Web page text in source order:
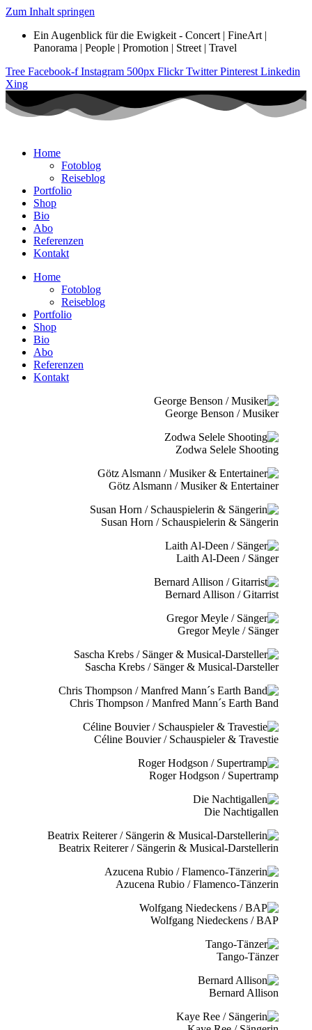
Zum Inhalt springen
Ein Augenblick für die Ewigkeit - Concert | FineArt |
Panorama | People | Promotion | Street | Travel
Tree Facebook-f Instagram 500px Flickr Twitter Pinterest Linkedin
Xing
Home
Fotoblog
Reiseblog
Portfolio
Shop
Bio
Abo
Referenzen
Kontakt
Home
Fotoblog
Reiseblog
Portfolio
Shop
Bio
Abo
Referenzen
Kontakt
George Benson / Musiker
Zodwa Selele Shooting
Götz Alsmann / Musiker & Entertainer
Susan Horn / Schauspielerin & Sängerin
Laith Al-Deen / Sänger
Bernard Allison / Gitarrist
Gregor Meyle / Sänger
Sascha Krebs / Sänger & Musical-Darsteller
Chris Thompson / Manfred Mann´s Earth Band
Céline Bouvier / Schauspieler & Travestie
Roger Hodgson / Supertramp
Die Nachtigallen
Beatrix Reiterer / Sängerin & Musical-Darstellerin
Azucena Rubio / Flamenco-Tänzerin
Wolfgang Niedeckens / BAP
Tango-Tänzer
Bernard Allison